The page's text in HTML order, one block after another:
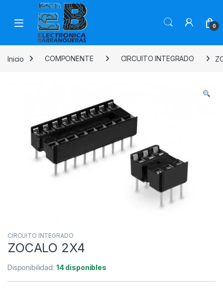
0
Inicio COMPONENTE CIRCUITO INTEGRADO
CIRCUITO INTEGRADO
ZOCALO 2X4
Disponibilidad: 14 disponibles